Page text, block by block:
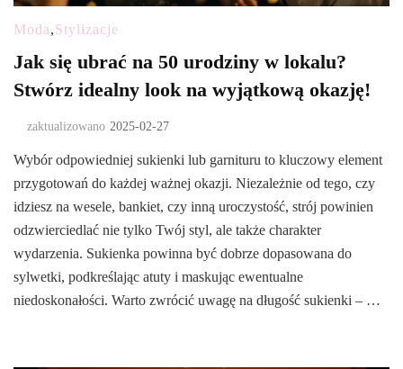
Moda,Stylizacje
Jak się ubrać na 50 urodziny w lokalu?
Stwórz idealny look na wyjątkową okazję!
zaktualizowano 2025-02-27
Wybór odpowiedniej sukienki lub garnituru to kluczowy element
przygotowań do każdej ważnej okazji. Niezależnie od tego, czy
idziesz na wesele, bankiet, czy inną uroczystość, strój powinien
odzwierciedlać nie tylko Twój styl, ale także charakter
wydarzenia. Sukienka powinna być dobrze dopasowana do
sylwetki, podkreślając atuty i maskując ewentualne
niedoskonałości. Warto zwrócić uwagę na długość sukienki – …